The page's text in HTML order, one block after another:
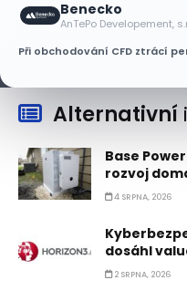
Benecko
AnTePo Developement,
Při obchodování CFD ztrácí
Alternativní
Base
rozvoj
4 SRPNA, 2026
dosáhl
2 SRPNA, 2026